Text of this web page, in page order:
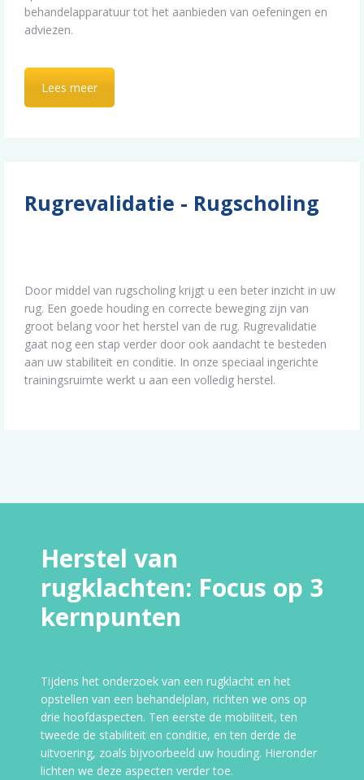
behandelapparatuur tot het aanbieden van oefeningen en
adviezen.
Lees meer
Rugrevalidatie - Rugscholing
Door middel van rugscholing krijgt u een beter inzicht in uw
rug. Een goede houding en correcte beweging zijn van
groot belang voor het herstel van de rug. Rugrevalidatie
gaat nog een stap verder door ook aandacht te besteden
aan uw stabiliteit en conditie. In onze speciaal ingerichte
trainingsruimte werkt u aan een volledig herstel.
Herstel van
rugklachten: Focus op 3
kernpunten
Tijdens het onderzoek van een rugklacht en het
opstellen van een behandelplan, richten we ons op
drie hoofdaspecten. Ten eerste de mobiliteit, ten
tweede de stabiliteit en conditie, en ten derde de
uitvoering, zoals bijvoorbeeld uw houding. Hieronder
lichten we deze aspecten verder toe.